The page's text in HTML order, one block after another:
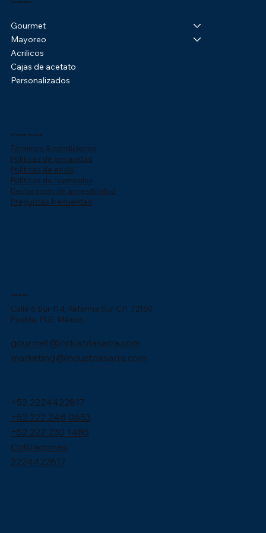
Productos
Gourmet
Mayoreo
Acrilicos
Cajas de acetato
Personalizados
Información Legal
Términos & condiciones
Póliticas de privacidad
Políticas de envío
Políticas de reembolso
Declaración de accesibilidad
Preguntas frecuentes
Ubicación
Calle 6 Sur 114, Reforma Sur C.P. 72160
Puebla, PUE. México
gourmet@industriasarra.com
marketing@industriasarra.com
+52 2224422817
+52 222 248 0653
+52 222 230 1485
Cotizaciones:
2224422817